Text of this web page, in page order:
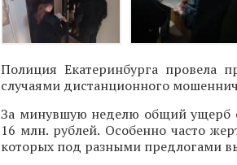
Полиция Екатеринбурга провела
случаями дистанционного
За минувшую неделю общий ущерб
16 млн. рублей. Особенно часто
которых под разными предлогами